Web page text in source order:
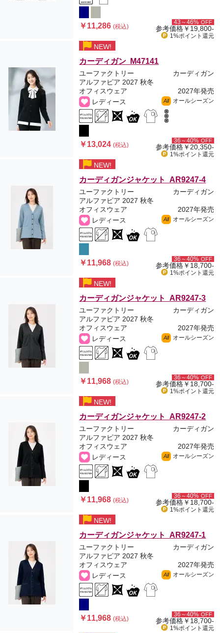
￥11,286(税込)
43～46% OFF
参考価格￥19,800-
1%ポイント 還元
NEW!
カーディガン M47141
ユーファクトリー
カーディガン
アルファピア 2027 秋冬
オフィスウェア
2027年発売
レディース
All オールシーズン
￥13,024(税込)
36～40% OFF
参考価格￥20,350-
1%ポイント 還元
NEW!
カーディガンジャケット AR9247-4
ユーファクトリー
カーディガン
アルファピア 2027 秋冬
オフィスウェア
2027年発売
レディース
All オールシーズン
￥11,968(税込)
36～40% OFF
参考価格￥18,700-
1%ポイント 還元
NEW!
カーディガンジャケット AR9247-3
ユーファクトリー
カーディガン
アルファピア 2027 秋冬
オフィスウェア
2027年発売
レディース
All オールシーズン
￥11,968(税込)
36～40% OFF
参考価格￥18,700-
1%ポイント 還元
NEW!
カーディガンジャケット AR9247-2
ユーファクトリー
カーディガン
アルファピア 2027 秋冬
オフィスウェア
2027年発売
レディース
All オールシーズン
￥11,968(税込)
36～40% OFF
参考価格￥18,700-
1%ポイント 還元
NEW!
カーディガンジャケット AR9247-1
ユーファクトリー
カーディガン
アルファピア 2027 秋冬
オフィスウェア
2027年発売
レディース
All オールシーズン
￥11,968(税込)
36～40% OFF
参考価格￥18,700-
1%ポイント 還元